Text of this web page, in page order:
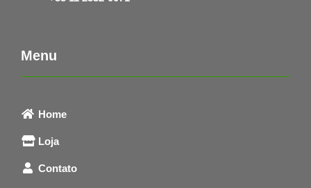
Menu
Home
Loja
Contato